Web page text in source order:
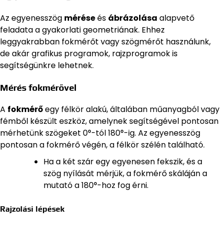
Az egyenesszög méréseés ábrázolása alapvető
feladata a gyakorlati geometriának. Ehhez
leggyakrabban fokmérőt vagy szögmérőt használunk,
de akár grafikus programok, rajzprogramok is
segítségünkre lehetnek.
Mérés fokmérővel
A fokmérőegy félkör alakú, általában műanyagból vagy
fémből készült eszköz, amelynek segítségével pontosan
mérhetünk szögeket 0°-tól 180°-ig. Az egyenesszög
pontosan a fokmérő végén, a félkör szélén található.
Ha a két szár egy egyenesen fekszik, és a
szög nyílását mérjük, a fokmérő skáláján a
mutató a 180°-hoz fog érni.
Rajzolási lépések